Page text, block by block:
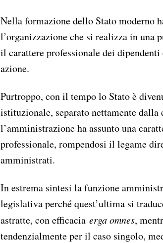
Nella formazione dello Stato moderno
l’organizzazione che si realizza in
il carattere professionale dei
azione.
Purtroppo, con il tempo lo Stato è
istituzionale, separato nettamente
l’amministrazione ha assunto una
professionale, rompendosi il legame
amministrati.
In estrema sintesi la funzione
legislativa perché quest’ultima si
astratte, con efficaciaerga omnes,
tendenzialmente per il caso singolo,